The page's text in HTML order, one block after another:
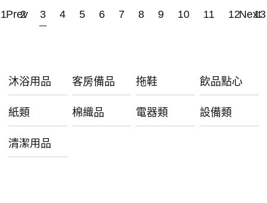
Prev
1 2 3 4 5 6 7 8 9 10 11 12 13
Next
沐浴用品 客房備品 拖鞋 飲品點心
紙類 棉織品 電器類 設備類
清潔用品